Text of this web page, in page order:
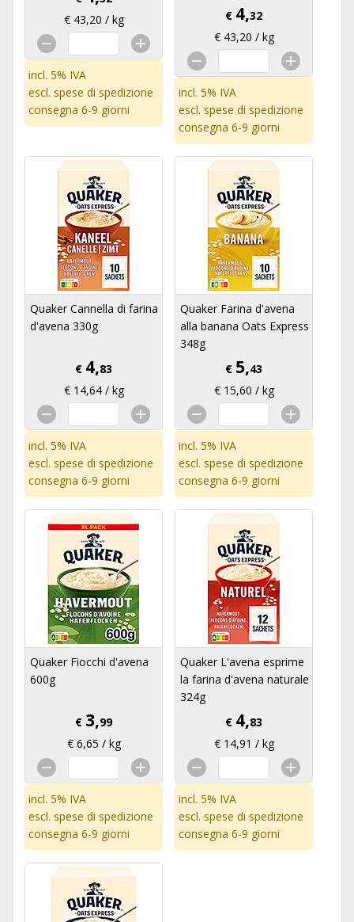
€ 43,20 / kg
incl. 5% IVA
escl. spese di spedizione
consegna 6-9 giorni
€ 4,32
€ 43,20 / kg
incl. 5% IVA
escl. spese di spedizione
consegna 6-9 giorni
Quaker Cannella di farina
d'avena 330g
€ 4,83
€ 14,64 / kg
incl. 5% IVA
escl. spese di spedizione
consegna 6-9 giorni
Quaker Farina d'avena
alla banana Oats Express
348g
€ 5,43
€ 15,60 / kg
incl. 5% IVA
escl. spese di spedizione
consegna 6-9 giorni
Quaker Fiocchi d'avena
600g
€ 3,99
€ 6,65 / kg
incl. 5% IVA
escl. spese di spedizione
consegna 6-9 giorni
Quaker L'avena esprime
la farina d'avena naturale
324g
€ 4,83
€ 14,91 / kg
incl. 5% IVA
escl. spese di spedizione
consegna 6-9 giorni